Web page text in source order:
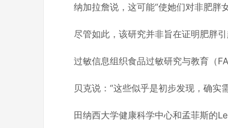
纳加拉詹说，这可能“使她们对非肥胖
尽管如此，该研究并非旨在证明肥胖
过敏信息组织食品过敏研究与教育（
贝克说：“这些似乎是初步发现，确实
田纳西大学健康科学中心和孟菲斯的